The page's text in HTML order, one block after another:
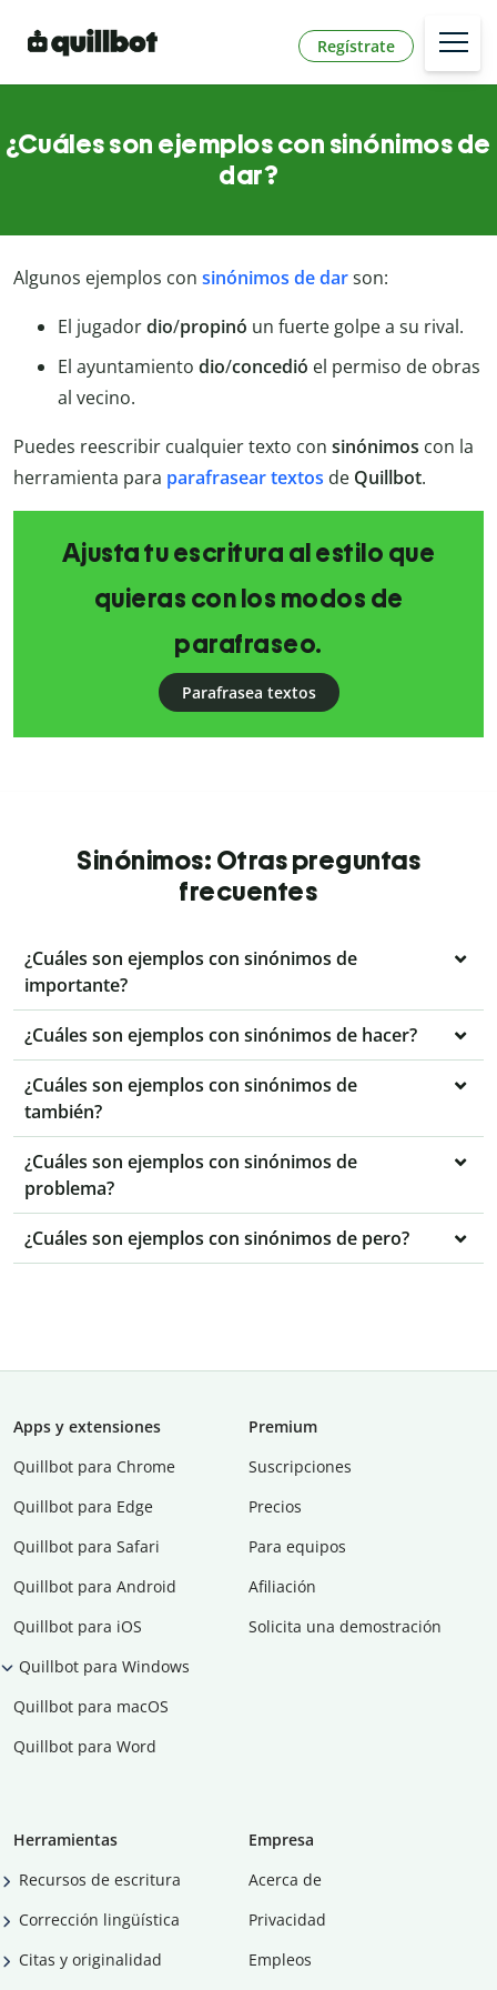
Regístrate
¿Cuáles son ejemplos con sinónimos de
dar?
Algunos ejemplos con sinónimos de darson:
El jugadordio/propinó un fuerte golpe a su rival.
El ayuntamiento dio/concedió el permiso de obras
al vecino.
Puedes reescribir cualquier texto con sinónimos con la
herramienta para parafrasear textos de Quillbot.
Ajusta tu escritura al estilo que
quieras con los modos de
parafraseo.
Parafrasea textos
Sinónimos: Otras preguntas
frecuentes
¿Cuáles son ejemplos con sinónimos de
importante?
¿Cuáles son ejemplos con sinónimos de hacer?
¿Cuáles son ejemplos con sinónimos de
también?
¿Cuáles son ejemplos con sinónimos de
problema?
¿Cuáles son ejemplos con sinónimos de pero?
Apps y extensiones
Quillbot para Chrome
Quillbot para Edge
Quillbot para Safari
Quillbot para Android
Quillbot para iOS
Quillbot para Windows
Quillbot para macOS
Quillbot para Word
Premium
Suscripciones
Precios
Para equipos
Afiliación
Solicita una demostración
Herramientas
Recursos de escritura
Corrección lingüística
Citas y originalidad
Empresa
Acerca de
Privacidad
Empleos